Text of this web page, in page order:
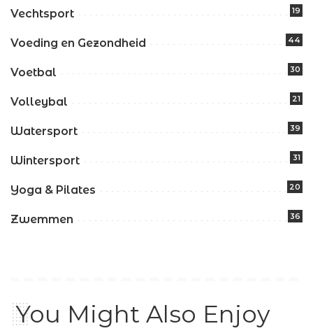
Vechtsport 19
Voeding en Gezondheid 44
Voetbal 30
Volleybal 21
Watersport 39
Wintersport 31
Yoga & Pilates 20
Zwemmen 36
You Might Also Enjoy